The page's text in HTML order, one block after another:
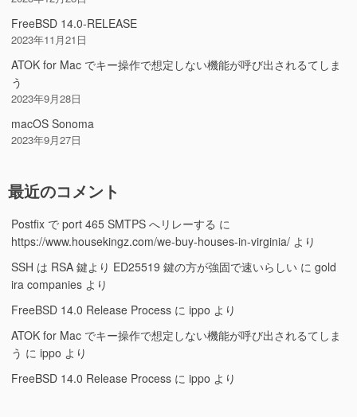
FreeBSD 14.0-RELEASE
2023年11月21日
ATOK for Mac でキー操作で想定しない機能が呼び出されるてしま
う
2023年9月28日
macOS Sonoma
2023年9月27日
最近のコメント
Postfix で port 465 SMTPS へリレーする に
https://www.housekingz.com/we-buy-houses-in-virginia/ より
SSH は RSA 鍵より ED25519 鍵の方が強固で速いらしい に gold
ira companies より
FreeBSD 14.0 Release Process に ippo より
ATOK for Mac でキー操作で想定しない機能が呼び出されるてしま
う に ippo より
FreeBSD 14.0 Release Process に ippo より